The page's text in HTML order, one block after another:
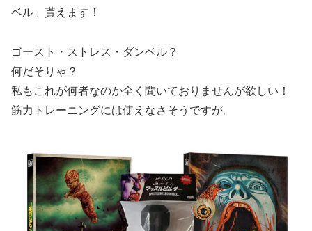
ベル」貰えます！
ゴースト・ストレス・ダンベル？
何だそりゃ？
私もこれが何者なのか全く聞いておりませんが欲しい！
筋力トレーニングには使えなさそうですが。